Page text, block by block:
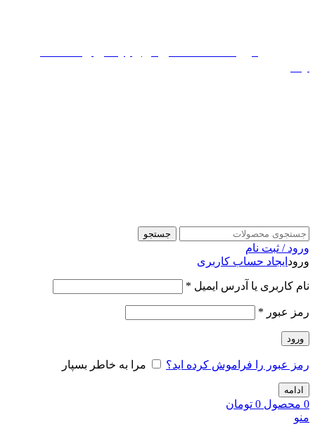
جستجو
ورود / ثبت نام
ورود ایجاد حساب کاربری
نام کاربری یا آدرس ایمیل *
رمز عبور *
ورود
رمز عبور را فراموش کرده اید؟ مرا به خاطر بسپار
ادامه
0 محصول 0 تومان
منو